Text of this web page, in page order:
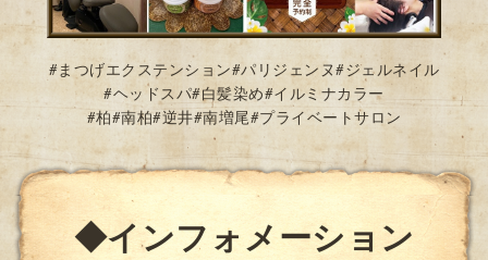
#まつげエクステンション#パリジェンヌ#ジェルネイル
#ヘッドスパ#白髪染め#イルミナカラー
#柏#南柏#逆井#南増尾#プライベートサロン
◆インフォメーション